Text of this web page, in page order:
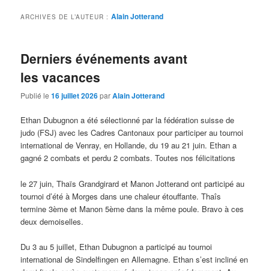
ARCHIVES DE L’AUTEUR :Alain Jotterand
Derniers événements avant
les vacances
Publié le16 juillet 2026parAlain Jotterand
Ethan Dubugnon a été sélectionné par la fédération suisse de
judo (FSJ) avec les Cadres Cantonaux pour participer au tournoi
international de Venray, en Hollande, du 19 au 21 juin. Ethan a
gagné 2 combats et perdu 2 combats. Toutes nos félicitations
le 27 juin, Thaïs Grandgirard et Manon Jotterand ont participé au
tournoi d’été à Morges dans une chaleur étouffante. Thaîs
termine 3ème et Manon 5ème dans la même poule. Bravo à ces
deux demoiselles.
Du 3 au 5 juillet, Ethan Dubugnon a participé au tournoi
international de Sindelfingen en Allemagne. Ethan s’est incliné en